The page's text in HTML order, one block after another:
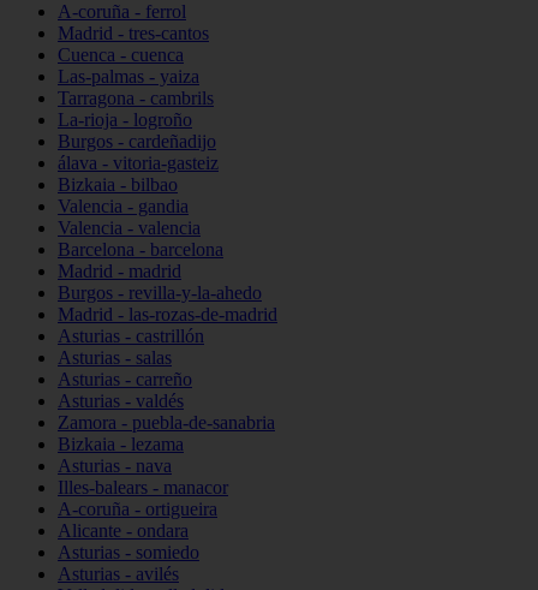
A-coruña - ferrol
Madrid - tres-cantos
Cuenca - cuenca
Las-palmas - yaiza
Tarragona - cambrils
La-rioja - logroño
Burgos - cardeñadijo
álava - vitoria-gasteiz
Bizkaia - bilbao
Valencia - gandia
Valencia - valencia
Barcelona - barcelona
Madrid - madrid
Burgos - revilla-y-la-ahedo
Madrid - las-rozas-de-madrid
Asturias - castrillón
Asturias - salas
Asturias - carreño
Asturias - valdés
Zamora - puebla-de-sanabria
Bizkaia - lezama
Asturias - nava
Illes-balears - manacor
A-coruña - ortigueira
Alicante - ondara
Asturias - somiedo
Asturias - avilés